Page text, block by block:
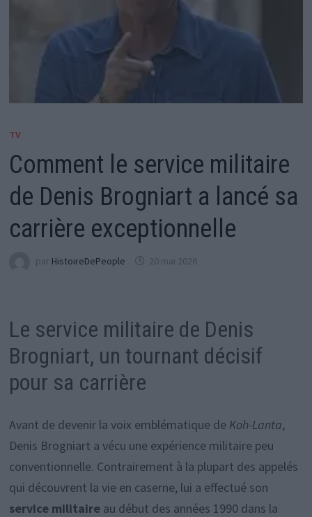
TV
Comment le service militaire
de Denis Brogniart a lancé sa
carrière exceptionnelle
par HistoireDePeople 20 mai 2026
Le service militaire de Denis
Brogniart, un tournant décisif
pour sa carrière
Avant de devenir la voix emblématique de Koh-Lanta,
Denis Brogniart a vécu une expérience militaire peu
conventionnelle. Contrairement à la plupart des appelés
qui découvrent la vie en caserne, lui a effectué son
service militaireau début des années 1990 dans la